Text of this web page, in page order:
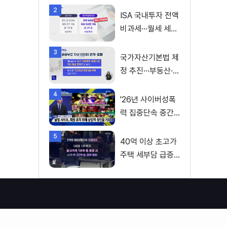
2
ISA 국내투자 전액
비과세···월세 세액
3
국가자산기본법 제
정 추진···부동산·주
4
'26년 사이버성폭
력 집중단속 중간
진계획은?
5
40억 이상 초고가
주택 세부담 급증···
화